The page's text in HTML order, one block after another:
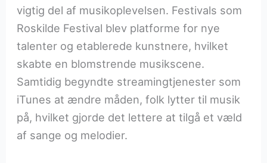
vigtig del af musikoplevelsen. Festivals som
Roskilde Festival blev platforme for nye
talenter og etablerede kunstnere, hvilket
skabte en blomstrende musikscene.
Samtidig begyndte streamingtjenester som
iTunes at ændre måden, folk lytter til musik
på, hvilket gjorde det lettere at tilgå et væld
af sange og melodier.